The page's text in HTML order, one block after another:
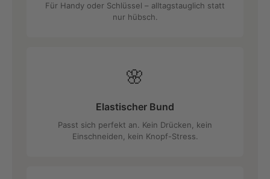
Für Handy oder Schlüssel – alltagstauglich statt
nur hübsch.
🌸
Elastischer Bund
Passt sich perfekt an. Kein Drücken, kein
Einschneiden, kein Knopf-Stress.